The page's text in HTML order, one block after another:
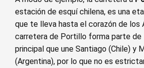
estación de esquí chilena, es una
que te lleva hasta el corazón de los
carretera de Portillo forma parte de
principal que une Santiago (Chile) y
(Argentina), por lo que no es